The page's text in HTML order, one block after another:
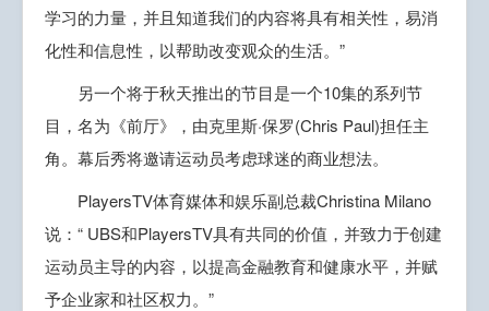
学习的力量，并且知道我们的内容将具有相关性，易消
化性和信息性，以帮助改变观众的生活。”
另一个将于秋天推出的节目是一个10集的系列节
目，名为《前厅》，由克里斯·保罗(Chris Paul)担任主
角。幕后秀将邀请运动员考虑球迷的商业想法。
PlayersTV体育媒体和娱乐副总裁Christina Milano
说：“ UBS和PlayersTV具有共同的价值，并致力于创建
运动员主导的内容，以提高金融教育和健康水平，并赋
予企业家和社区权力。”